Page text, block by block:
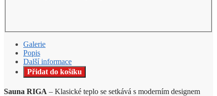
Galerie
Popis
Další informace
Přidat do košíku
Sauna RIGA – Klasické teplo se setkává s moderním designem